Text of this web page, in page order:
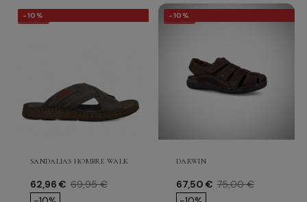
-10%
SANDALIAS HOMBRE WALK & FLY BRISBANE
Precio
62,96 € Precio base
69,95 €
-10% -10%
DARWIN
Precio
67,50 € Precio base
75,00 €
-10%